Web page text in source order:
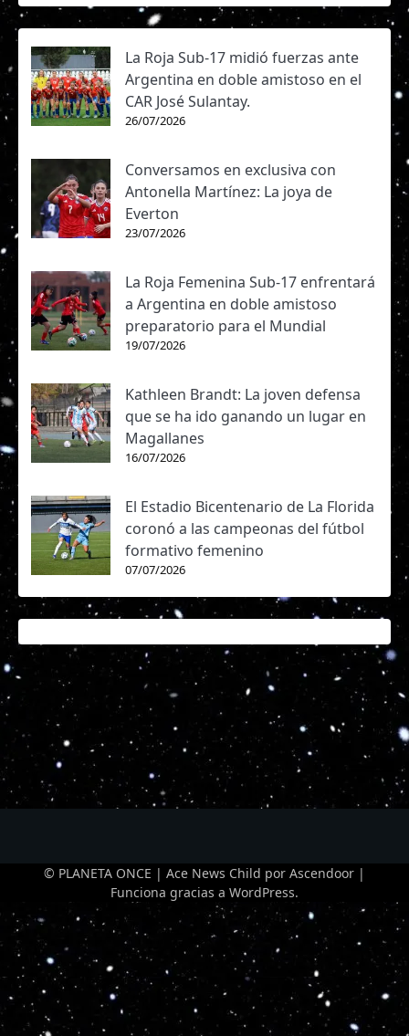
La Roja Sub-17 midió fuerzas ante
Argentina en doble amistoso en el
CAR José Sulantay.
26/07/2026
Conversamos en exclusiva con
Antonella Martínez: La joya de
Everton
23/07/2026
La Roja Femenina Sub-17 enfrentará
a Argentina en doble amistoso
preparatorio para el Mundial
19/07/2026
Kathleen Brandt: La joven defensa
que se ha ido ganando un lugar en
Magallanes
16/07/2026
El Estadio Bicentenario de La Florida
coronó a las campeonas del fútbol
formativo femenino
07/07/2026
© PLANETA ONCE | Ace News Child por Ascendoor |
Funciona gracias a WordPress.